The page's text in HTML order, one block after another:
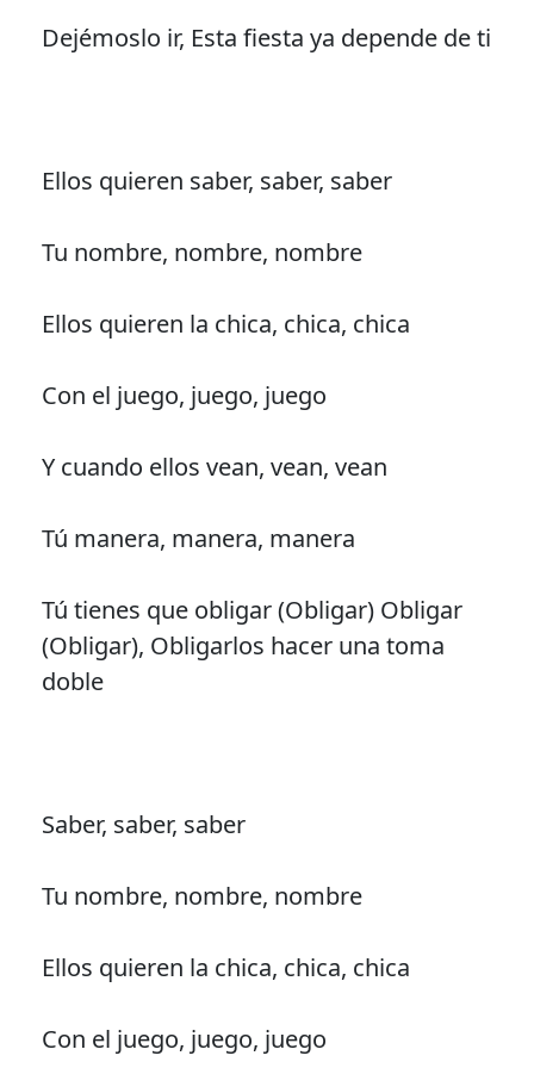
Dejémoslo ir, Esta fiesta ya depende de ti
Ellos quieren saber, saber, saber
Tu nombre, nombre, nombre
Ellos quieren la chica, chica, chica
Con el juego, juego, juego
Y cuando ellos vean, vean, vean
Tú manera, manera, manera
Tú tienes que obligar (Obligar) Obligar
(Obligar), Obligarlos hacer una toma
doble
Saber, saber, saber
Tu nombre, nombre, nombre
Ellos quieren la chica, chica, chica
Con el juego, juego, juego